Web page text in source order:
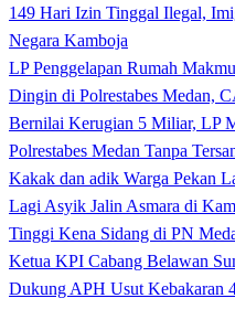
149 Hari Izin Tinggal Ilegal,
Negara Kamboja
LP Penggelapan Rumah
Dingin di Polrestabes Medan,
Bernilai Kerugian 5 Miliar, LP
Polrestabes Medan Tanpa
Kakak dan adik Warga Pekan
Lagi Asyik Jalin Asmara di
Tinggi Kena Sidang di PN
Ketua KPI Cabang Belawan
Dukung APH Usut Kebakaran